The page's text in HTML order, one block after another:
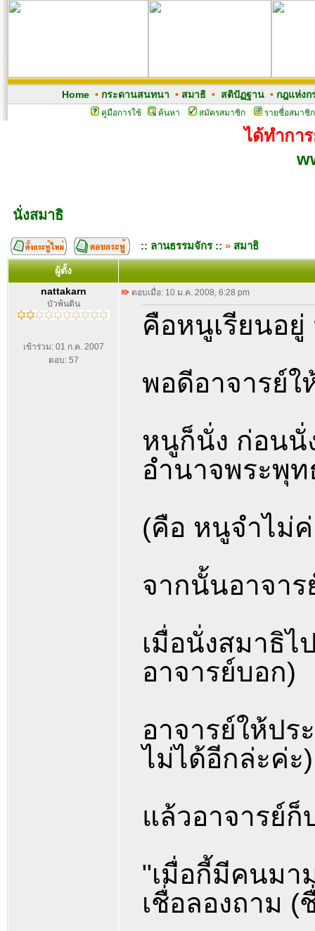
Home• กระดานสนทนา • สมาธิ• สติปัฏฐาน• กฎแห่งก
คู่มือการใช้ ค้นหา สมัครสมาชิก รายชื่อสมาชิก
ได้ทำกา
นั่งสมาธิ
:: ลานธรรมจักร :: » สมาธิ
ผู้ตั้ง
nattakarn
บัวพ้นดิน
เข้าร่วม: 01 ก.ค. 2007
ตอบ: 57
ตอบเมื่อ: 10 ม.ค. 2008, 6:28 pm
คือหนูเรียนอ
พอดีอาจารย์
หนูก็นั่ง ก่อนนั่
อำนาจพระพุ
(คือ หนูจำไม่
จากนั้นอาจาร
เมื่อนั่งสมาธิ
อาจารย์บอก)
อาจารย์ให้ป
ไม่ได้อีกล่ะค่ะ)
แล้วอาจารย์ก็
"เมื่อกี้มีคนมา
เชื่อลองถาม (